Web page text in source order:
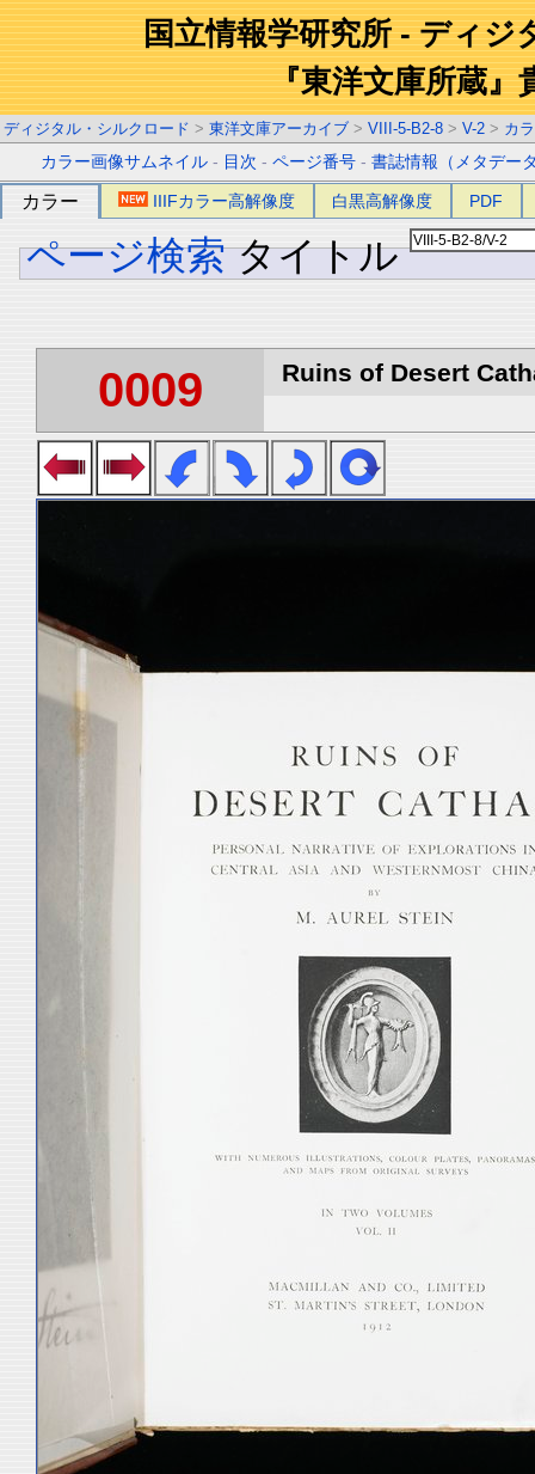
国立情報学研究所 - ディジ
『東洋文庫所蔵』
ディジタル・シルクロード > 東洋文庫アーカイブ > VIII-5-B2-8 > V-2 > カ
カラー画像サムネイル - 目次 -ページ番号 -書誌情報（メタデー
カラー IIIFカラー高解像度 白黒高解像度 PDF
ページ検索 タイトル
0009 Ruins of Desert